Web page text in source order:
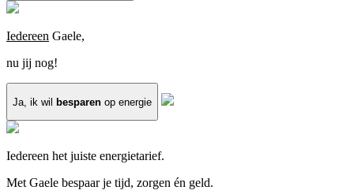
Iedereen Gaele,
nu jij nog!
Ja, ik wil besparen op energie
Iedereen het juiste energietarief.
Met Gaele bespaar je tijd, zorgen én geld.